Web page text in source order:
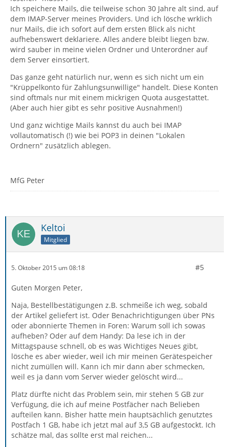
Ich speichere Mails, die teilweise schon 30 Jahre alt sind, auf
dem IMAP-Server meines Providers. Und ich lösche wrklich
nur Mails, die ich sofort auf dem ersten Blick als nicht
aufhebenswert deklariere. Alles andere bleibt liegen bzw.
wird sauber in meine vielen Ordner und Unterordner auf
dem Server einsortiert.
Das ganze geht natürlich nur, wenn es sich nicht um ein
"Krüppelkonto für Zahlungsunwillige" handelt. Diese Konten
sind oftmals nur mit einem mickrigen Quota ausgestattet.
(Aber auch hier gibt es sehr positive Ausnahmen!)
Und ganz wichtige Mails kannst du auch bei IMAP
vollautomatisch (!) wie bei POP3 in deinen "Lokalen
Ordnern" zusätzlich ablegen.
MfG Peter
Keltoi
Mitglied
5. Oktober 2015 um 08:18 #5
Guten Morgen Peter,
Naja, Bestellbestätigungen z.B. schmeiße ich weg, sobald
der Artikel geliefert ist. Oder Benachrichtigungen über PNs
oder abonnierte Themen in Foren: Warum soll ich sowas
aufheben? Oder auf dem Handy: Da lese ich in der
Mittagspause schnell, ob es was Wichtiges Neues gibt,
lösche es aber wieder, weil ich mir meinen Gerätespeicher
nicht zumüllen will. Kann ich mir dann aber schmecken,
weil es ja dann vom Server wieder gelöscht wird...
Platz dürfte nicht das Problem sein, mir stehen 5 GB zur
Verfügung, die ich auf meine Postfächer nach Belieben
aufteilen kann. Bisher hatte mein hauptsächlich genutztes
Postfach 1 GB, habe ich jetzt mal auf 3,5 GB aufgestockt. Ich
schätze mal, das sollte erst mal reichen...